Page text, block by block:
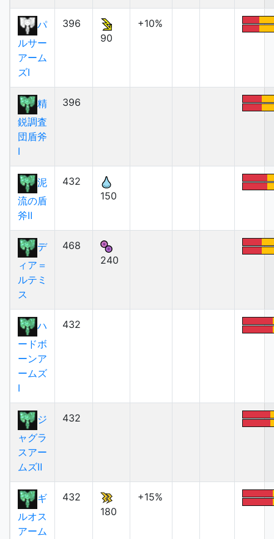
パ
ルサー
アーム
ズⅠ
396
90
+10%
精
鋭調査
団盾斧
Ⅰ
396
泥
流の盾
斧Ⅱ
432
150
デ
ィア＝
ルテミ
ス
468
240
ハ
ードボ
ーンア
ームズ
Ⅰ
432
ジ
ャグラ
スアー
ムズⅡ
432
ギ
ルオス
アーム
432
180
+15%